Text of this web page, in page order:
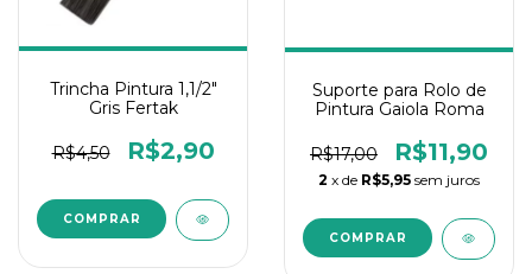
Trincha Pintura 1,1/2"
Gris Fertak
R$4,50 R$2,90
Suporte para Rolo de
Pintura Gaiola Roma
R$17,00 R$11,90
2 x de R$5,95 sem juros